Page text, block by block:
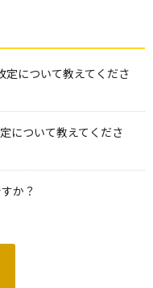
について教えてくださ
について教えてくださ
か？